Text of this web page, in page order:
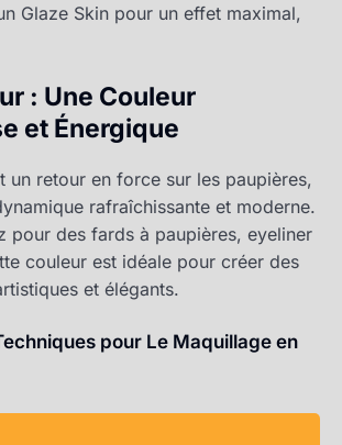
Glaze Skin pour un effet maximal,
: Une Couleur
et Énergique
un retour en force sur les paupières,
rafraîchissante et moderne.
pour des fards à paupières, eyeliner
couleur est idéale pour créer des
et élégants.
pour Le Maquillage en